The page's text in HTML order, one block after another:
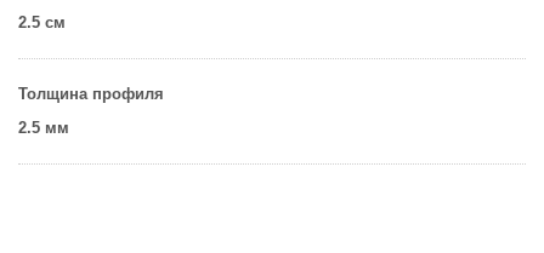
2.5 см
Толщина профиля
2.5 мм